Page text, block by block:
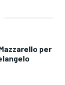
per